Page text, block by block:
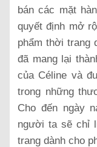
bán các mặt
quyết định mở
phẩm thời trang
đã mang lại
của Céline và
trong những
Cho đến ngày
người ta sẽ chỉ
trang dành cho